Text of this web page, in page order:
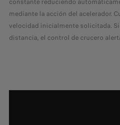
mediante la acción del acelerador.
velocidad inicialmente solicitada.
distancia, el control de crucero